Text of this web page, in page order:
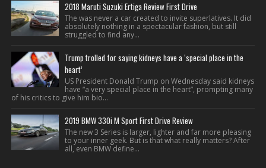
2018 Maruti Suzuki Ertiga Review First Drive
The was never a car created to invite superlatives. It did
absolutely nothing in a spectacular fashion, but still
struggled to find any...
Trump trolled for saying kidneys have a ‘special place in the
heart’
US President Donald Trump on Wednesday said kidneys
have “a very special place in the heart”, prompting many
of his critics to give him bio...
2019 BMW 330i M Sport First Drive Review
The new 3 Series is larger, lighter and far more pleasing
to your inner geek. But is that what really matters? After
all, even BMW define...